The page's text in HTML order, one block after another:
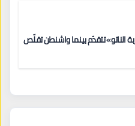
الناتو» تتقدّم بينما واشنطن تقلّص